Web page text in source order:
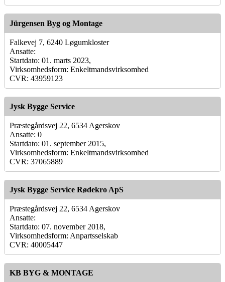
Jürgensen Byg og Montage
Falkevej 7, 6240 Løgumkloster
Ansatte:
Startdato: 01. marts 2023,
Virksomhedsform: Enkeltmandsvirksomhed
CVR: 43959123
Jysk Bygge Service
Præstegårdsvej 22, 6534 Agerskov
Ansatte: 0
Startdato: 01. september 2015,
Virksomhedsform: Enkeltmandsvirksomhed
CVR: 37065889
Jysk Bygge Service Rødekro ApS
Præstegårdsvej 22, 6534 Agerskov
Ansatte:
Startdato: 07. november 2018,
Virksomhedsform: Anpartsselskab
CVR: 40005447
KB BYG & MONTAGE